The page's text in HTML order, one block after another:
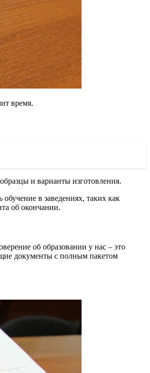
время.
и варианты изготовления.
в заведениях, таких как
об окончании.
об образовании у нас – это
документы с полным пакетом